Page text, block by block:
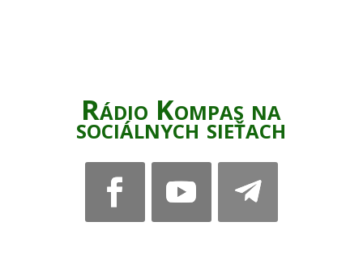
Rádio Kompas na
sociálnych sieťach